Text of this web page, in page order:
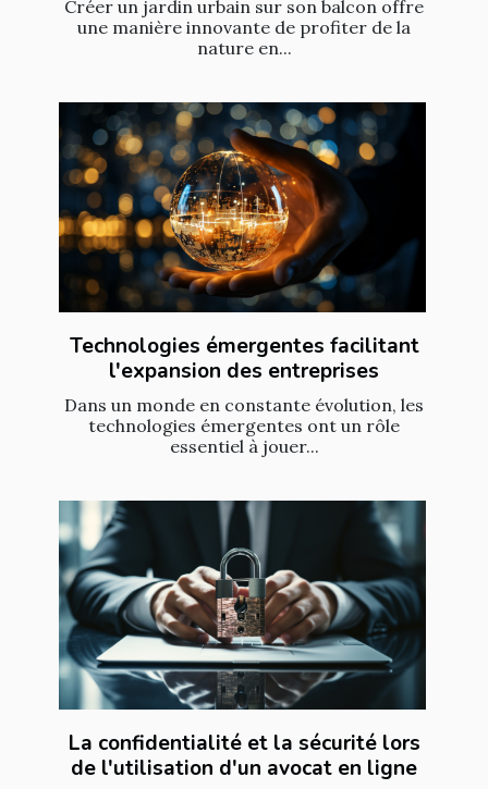
Créer un jardin urbain sur son balcon offre
une manière innovante de profiter de la
nature en...
Technologies émergentes facilitant
l'expansion des entreprises
Dans un monde en constante évolution, les
technologies émergentes ont un rôle
essentiel à jouer...
La confidentialité et la sécurité lors
de l'utilisation d'un avocat en ligne